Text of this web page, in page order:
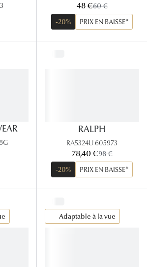
maintenant:
48 €ancien prix:
60 €
-20%
PRIX EN BAISSE*
RALPH
RA5324U 605973
maintenant:
78,40 €ancien prix:
98 €
-20%
PRIX EN BAISSE*
Adaptable à la vue